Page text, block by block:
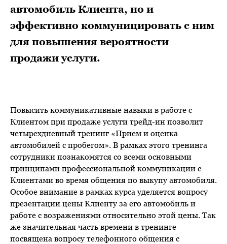
автомобиль Клиента, но и
эффективно коммуницировать с ним
для повышения вероятности
продажи услуги.
Повысить коммуникативные навыки в работе с
Клиентом при продаже услуги трейд-ин позволит
четырехдневный тренинг «Прием и оценка
автомобилей с пробегом». В рамках этого тренинга
сотрудники познакомятся со всеми основными
принципами профессиональной коммуникации с
Клиентами во время общения по выкупу автомобиля.
Особое внимание в рамках курса уделяется вопросу
презентации цены Клиенту за его автомобиль и
работе с возражениями относительно этой цены. Так
же значительная часть времени в тренинге
посвящена вопросу телефонного общения с